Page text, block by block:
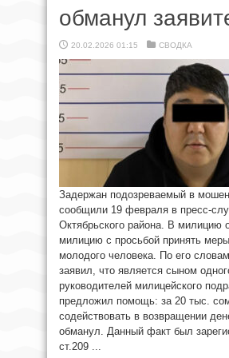
обманул
20.02.2026 01:15 СВОДКА
Задержан подозреваемый в
сообщили 19 февраля в пресс-
Октябрьского района. В милицию
милицию с просьбой принять
молодого человека. По его
заявил, что является сыном
руководителей милицейского
предложил помощь: за 20 тыс.
содействовать в возвращении
обманул. Данный факт был
ст.209 ...